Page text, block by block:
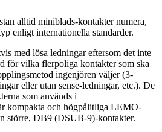
alltid miniblads-kontakter numera,
enligt internationella standarder.
med lösa ledningar eftersom det inte
för vilka flerpoliga kontakter som ska
ingenjören väljer (3-
eller utan sense-ledningar, etc.). De
som används i
kompakta och högpålitliga LEMO-
större, DB9 (DSUB-9)-kontakter.